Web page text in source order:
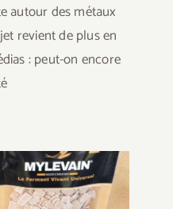
autour des métaux
revient de plus en
: peut-on encore